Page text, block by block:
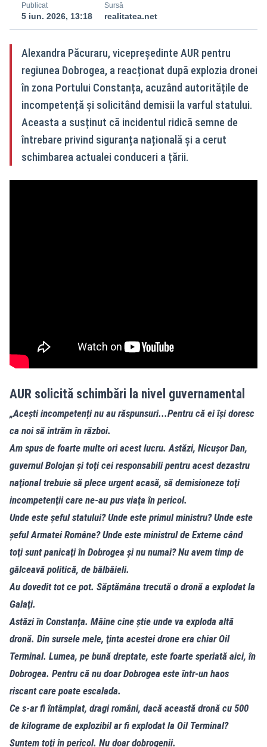
Publicat
5 iun. 2026, 13:18
Sursă
realitatea.net
Alexandra Păcuraru, vicepreședinte AUR pentru
regiunea Dobrogea, a reacționat după explozia dronei
în zona Portului Constanța, acuzând autoritățile de
incompetență și solicitând demisii la varful statului.
Aceasta a susținut că incidentul ridică semne de
întrebare privind siguranța națională și a cerut
schimbarea actualei conduceri a țării.
AUR solicită schimbări la nivel guvernamental
„Acești incompetenți nu au răspunsuri...Pentru că ei îşi doresc
ca noi să intrăm în război.
Am spus de foarte multe ori acest lucru. Astăzi, Nicuşor Dan,
guvernul Bolojan şi toţi cei responsabili pentru acest dezastru
naţional trebuie să plece urgent acasă, să demisioneze toţi
incompetenţii care ne-au pus viaţa în pericol.
Unde este şeful statului? Unde este primul ministru? Unde este
şeful Armatei Române? Unde este ministrul de Externe când
toţi sunt panicaţi în Dobrogea şi nu numai? Nu avem timp de
gâlceavă politică, de bâlbâieli.
Au dovedit tot ce pot. Săptămâna trecută o dronă a explodat la
Galaţi.
Astăzi în Constanţa. Mâine cine ştie unde va exploda altă
dronă. Din sursele mele, ţinta acestei drone era chiar Oil
Terminal. Lumea, pe bună dreptate, este foarte speriată aici, în
Dobrogea. Pentru că nu doar Dobrogea este într-un haos
riscant care poate escalada.
Ce s-ar fi întâmplat, dragi români, dacă această dronă cu 500
de kilograme de explozibil ar fi explodat la Oil Terminal?
Suntem toţi în pericol. Nu doar dobrogenii.